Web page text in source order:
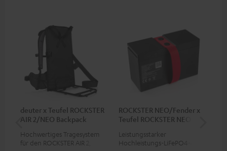
deuter x Teufel ROCKSTER
AIR 2/NEO Backpack
Hochwertiges Tragesystem
für den ROCKSTER AIR 2,
ROCKSTER NEO/Fender x
Teufel ROCKSTER NEO
Leistungsstarker
Hochleistungs-LiFePO4-Akku